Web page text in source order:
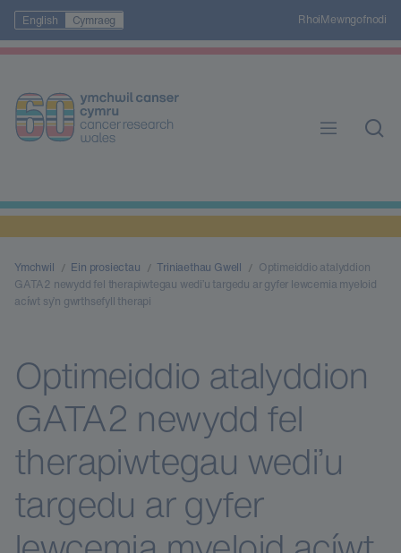
English Cymraeg RhoiMewngofnodi
Ymchwil Ein prosiectau Triniaethau Gwell
Optimeiddio atalyddion
GATA2 newydd fel therapiwtegau wedi’u targedu ar gyfer lewcemia myeloid
acíwt sy’n gwrthsefyll therapi
Optimeiddio atalyddion
GATA2 newydd fel
therapiwtegau wedi’u
targedu ar gyfer